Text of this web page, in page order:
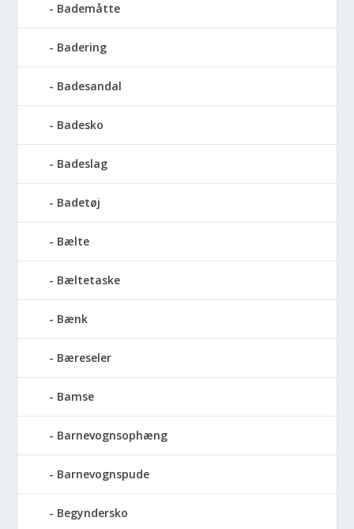
Bademåtte
Badering
Badesandal
Badesko
Badeslag
Badetøj
Bælte
Bæltetaske
Bænk
Bæreseler
Bamse
Barnevognsophæng
Barnevognspude
Begyndersko